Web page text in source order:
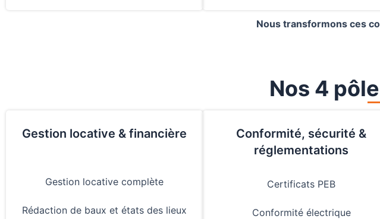
Nous transformons ces
Nos 4
Gestion locative & financière
Gestion locative complète
Rédaction de baux et états des lieux
Conformité, sécurité &
réglementations
Certificats PEB
Conformité électrique